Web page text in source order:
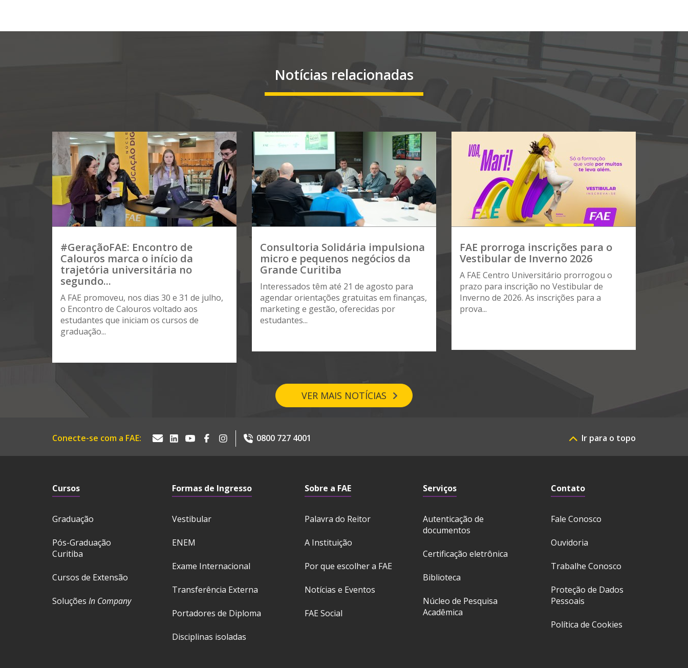
Notícias relacionadas
#GeraçãoFAE: Encontro de
Calouros marca o início da
trajetória universitária no
segundo...
A FAE promoveu, nos dias 30 e 31 de julho,
o Encontro de Calouros voltado aos
estudantes que iniciam os cursos de
graduação...
Consultoria Solidária impulsiona
micro e pequenos negócios da
Grande Curitiba
Interessados têm até 21 de agosto para
agendar orientações gratuitas em finanças,
marketing e gestão, oferecidas por
estudantes...
FAE prorroga inscrições para o
Vestibular de Inverno 2026
A FAE Centro Universitário prorrogou o
prazo para inscrição no Vestibular de
Inverno de 2026. As inscrições para a
prova...
VER MAIS NOTÍCIAS
Conecte-se com a FAE: 0800 727 4001 Ir para o topo
Cursos
Graduação
Pós-Graduação
Curitiba
Cursos de Extensão
Soluções In Company
Formas de Ingresso
Vestibular
ENEM
Exame Internacional
Transferência Externa
Portadores de Diploma
Disciplinas isoladas
Sobre a FAE
Palavra do Reitor
A Instituição
Por que escolher a FAE
Notícias e Eventos
FAE Social
Serviços
Autenticação de
documentos
Certificação eletrônica
Biblioteca
Núcleo de Pesquisa
Acadêmica
Contato
Fale Conosco
Ouvidoria
Trabalhe Conosco
Proteção de Dados
Pessoais
Política de Cookies